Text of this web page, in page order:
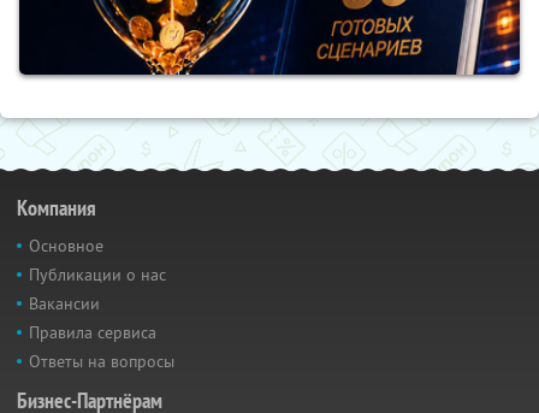
Компания
Основное
Публикации о нас
Вакансии
Правила сервиса
Ответы на вопросы
Бизнес-Партнёрам